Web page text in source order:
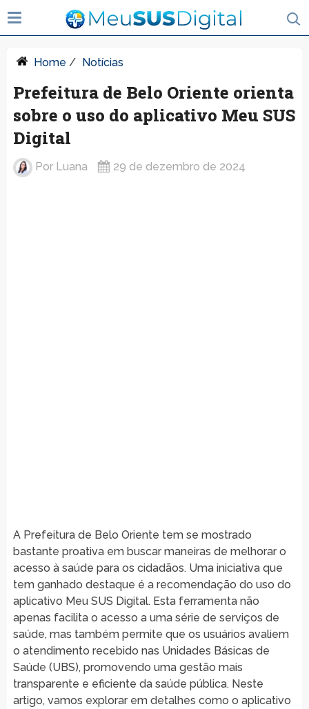
Home / Notícias
Prefeitura de Belo Oriente orienta
sobre o uso do aplicativo Meu SUS
Digital
Por Luana 29 de dezembro de 2024
A Prefeitura de Belo Oriente tem se mostrado
bastante proativa em buscar maneiras de melhorar o
acesso à saúde para os cidadãos. Uma iniciativa que
tem ganhado destaque é a recomendação do uso do
aplicativo Meu SUS Digital. Esta ferramenta não
apenas facilita o acesso a uma série de serviços de
saúde, mas também permite que os usuários avaliem
o atendimento recebido nas Unidades Básicas de
Saúde (UBS), promovendo uma gestão mais
transparente e eficiente da saúde pública. Neste
artigo, vamos explorar em detalhes como o aplicativo